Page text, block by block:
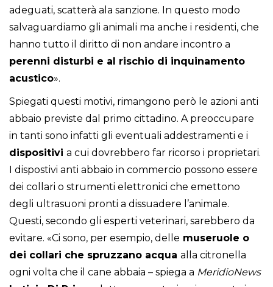
adeguati, scatterà ala sanzione. In questo modo
salvaguardiamo gli animali ma anche i residenti, che
hanno tutto il diritto di non andare incontro a
perenni disturbi e al rischio di inquinamento
acustico».
Spiegati questi motivi, rimangono però le azioni anti
abbaio previste dal primo cittadino. A preoccupare
in tanti sono infatti gli eventuali addestramenti e i
dispositivi a cui dovrebbero far ricorso i proprietari.
I dispostivi anti abbaio in commercio possono essere
dei collari o strumenti elettronici che emettono
degli ultrasuoni pronti a dissuadere l’animale.
Questi, secondo gli esperti veterinari, sarebbero da
evitare. «Ci sono, per esempio, delle museruole o
dei collari che spruzzano acqua alla citronella
ogni volta che il cane abbaia – spiega a MeridioNews